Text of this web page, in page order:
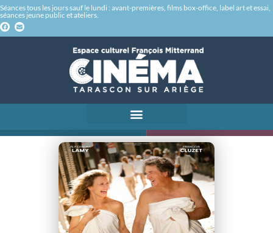
Séances tous les jours sauf le lundi : avant-premières, films box-office, label art et essai,
séances jeune public et ateliers.